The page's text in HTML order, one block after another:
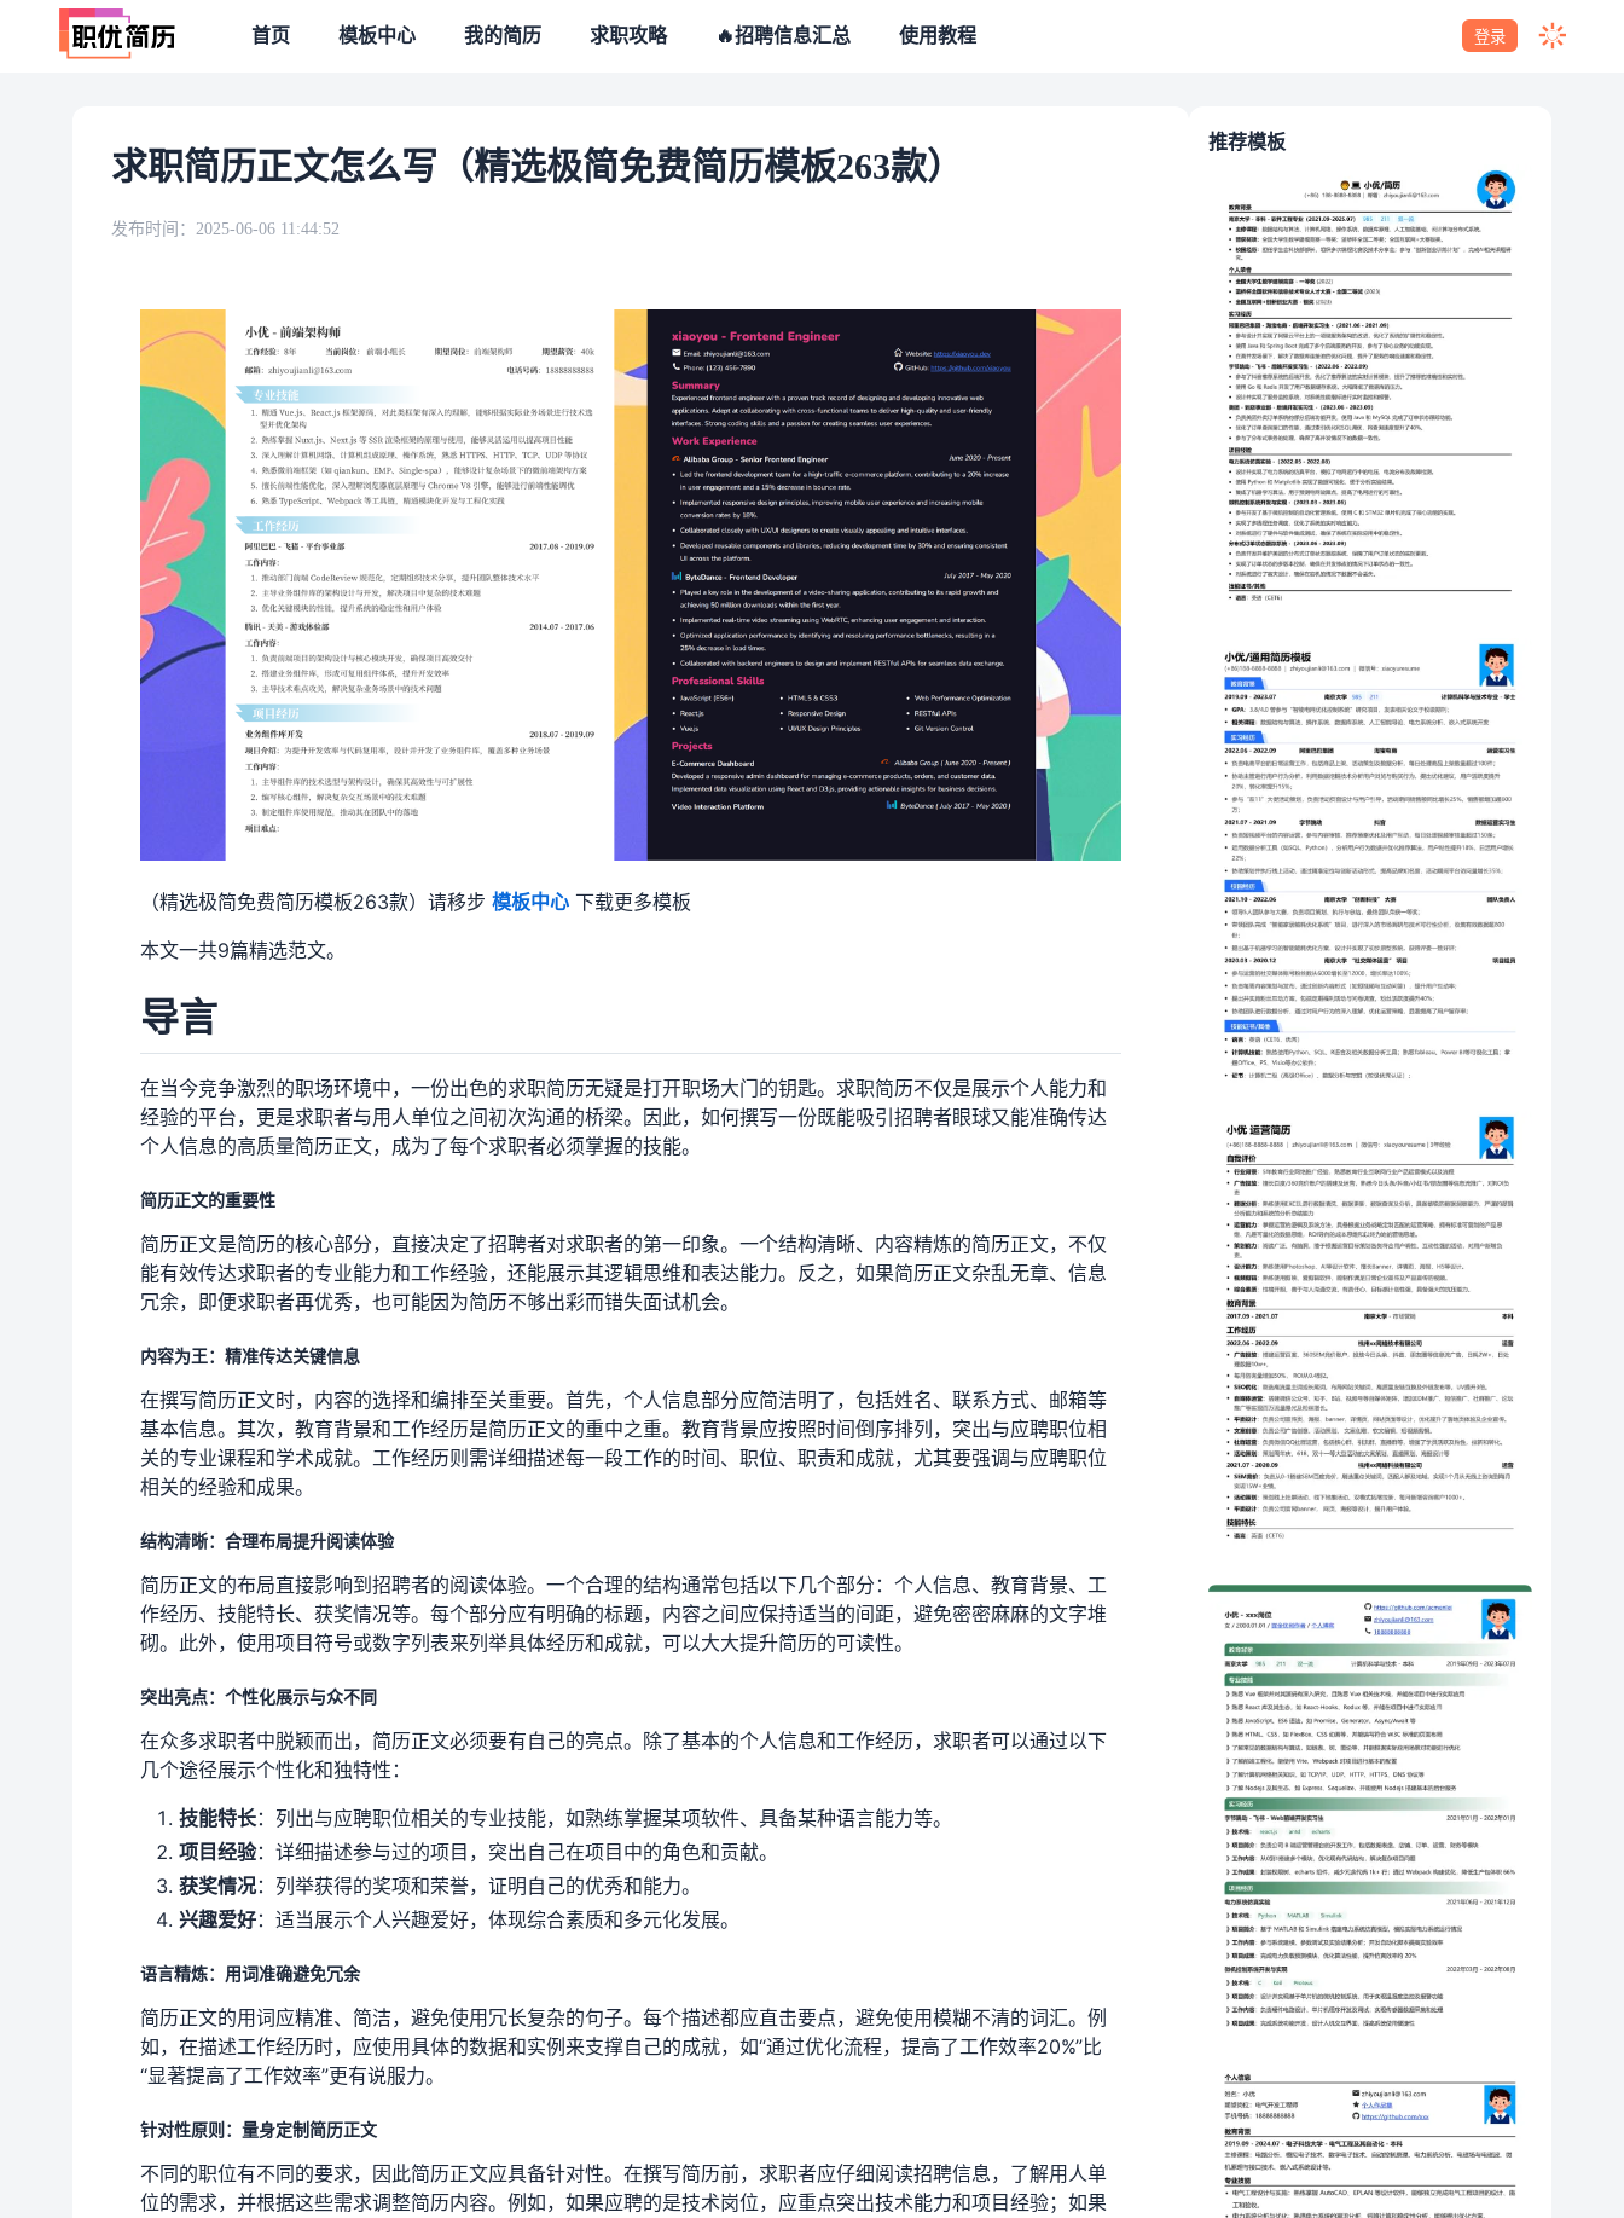
首页 模板中心 我的简历 求职攻略 🔥招聘信息汇总 使用教程 登录
求职简历正文怎么写（精选极简免费简历模板263款）
发布时间： 2025-06-06 11:44:52
（精选极简免费简历模板263款）请移步 模板中心 下载更多模板
本文一共9篇精选范文。
导言
在当今竞争激烈的职场环境中，一份出色的求职简历无疑是打开职场大门的钥匙。求职简历不仅是展示个人能力和
经验的平台，更是求职者与用人单位之间初次沟通的桥梁。因此，如何撰写一份既能吸引招聘者眼球又能准确传达
个人信息的高质量简历正文，成为了每个求职者必须掌握的技能。
简历正文的重要性
简历正文是简历的核心部分，直接决定了招聘者对求职者的第一印象。一个结构清晰、内容精炼的简历正文，不仅
能有效传达求职者的专业能力和工作经验，还能展示其逻辑思维和表达能力。反之，如果简历正文杂乱无章、信息
冗余，即便求职者再优秀，也可能因为简历不够出彩而错失面试机会。
内容为王：精准传达关键信息
在撰写简历正文时，内容的选择和编排至关重要。首先，个人信息部分应简洁明了，包括姓名、联系方式、邮箱等
基本信息。其次，教育背景和工作经历是简历正文的重中之重。教育背景应按照时间倒序排列，突出与应聘职位相
关的专业课程和学术成就。工作经历则需详细描述每一段工作的时间、职位、职责和成就，尤其要强调与应聘职位
相关的经验和成果。
结构清晰：合理布局提升阅读体验
简历正文的布局直接影响到招聘者的阅读体验。一个合理的结构通常包括以下几个部分：个人信息、教育背景、工
作经历、技能特长、获奖情况等。每个部分应有明确的标题，内容之间应保持适当的间距，避免密密麻麻的文字堆
砌。此外，使用项目符号或数字列表来列举具体经历和成就，可以大大提升简历的可读性。
突出亮点：个性化展示与众不同
在众多求职者中脱颖而出，简历正文必须要有自己的亮点。除了基本的个人信息和工作经历，求职者可以通过以下
几个途径展示个性化和独特性：
技能特长：列出与应聘职位相关的专业技能，如熟练掌握某项软件、具备某种语言能力等。
项目经验：详细描述参与过的项目，突出自己在项目中的角色和贡献。
获奖情况：列举获得的奖项和荣誉，证明自己的优秀和能力。
兴趣爱好：适当展示个人兴趣爱好，体现综合素质和多元化发展。
语言精炼：用词准确避免冗余
简历正文的用词应精准、简洁，避免使用冗长复杂的句子。每个描述都应直击要点，避免使用模糊不清的词汇。例
如，在描述工作经历时，应使用具体的数据和实例来支撑自己的成就，如“通过优化流程，提高了工作效率20%”比
“显著提高了工作效率”更有说服力。
针对性原则：量身定制简历正文
不同的职位有不同的要求，因此简历正文应具备针对性。在撰写简历前，求职者应仔细阅读招聘信息，了解用人单
位的需求，并根据这些需求调整简历内容。例如，如果应聘的是技术岗位，应重点突出技术能力和项目经验；如果
推荐模板